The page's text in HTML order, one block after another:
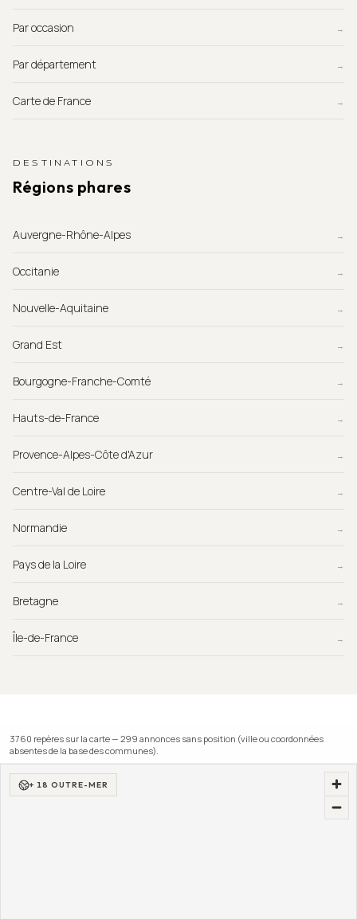
Par occasion →
Par département →
Carte de France →
DESTINATIONS
Régions phares
Auvergne-Rhône-Alpes →
Occitanie →
Nouvelle-Aquitaine →
Grand Est →
Bourgogne-Franche-Comté →
Hauts-de-France →
Provence-Alpes-Côte d'Azur →
Centre-Val de Loire →
Normandie →
Pays de la Loire →
Bretagne →
Île-de-France →
3760 repères sur la carte — 299 annonces sans position (ville ou coordonnées
absentes de la base des communes).
+ 18 OUTRE-MER